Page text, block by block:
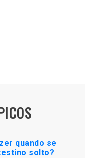
quando se
solto?